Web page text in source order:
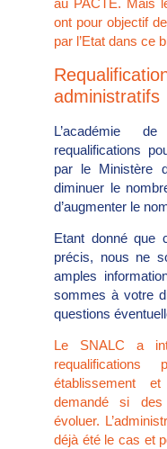
au PACTE. Mais
ont pour objectif
par l’Etat dans ce
administratifs
L’académie
requalifications
par le Ministère
diminuer le
d’augmenter le
Etant donné que
précis, nous ne
amples
sommes à votre
questions
Le SNALC a
requalifications
établissement
demandé si
évoluer.
déjà été le cas et